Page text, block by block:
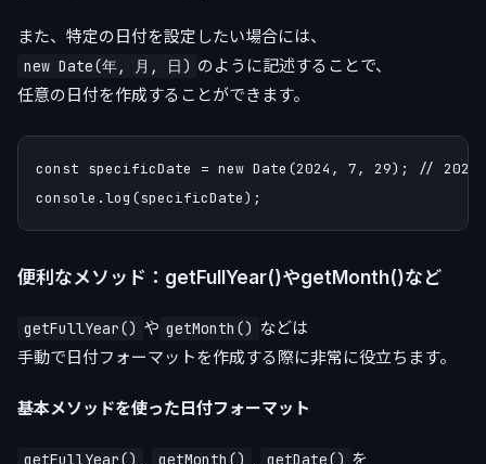
また、特定の日付を設定したい場合には、
new Date(年, 月, 日) のように記述することで、
任意の日付を作成することができます。
const specificDate = new Date(2024, 7, 29); // 2024年8
便利なメソッド：getFullYear()やgetMonth()など
getFullYear() や getMonth() などは
手動で日付フォーマットを作成する際に非常に役立ちます。
基本メソッドを使った日付フォーマット
getFullYear() , getMonth() , getDate() を